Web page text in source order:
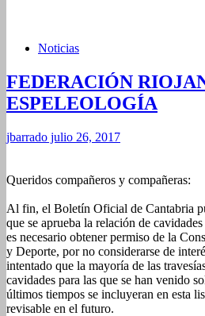
Noticias
FEDERACIÓN
ESPELEOLOGÍA
jbarrado julio 26, 2017
Queridos compañeros y compañeras:
Al fin, el Boletín Oficial de Cantabria
que se aprueba la relación de
es necesario obtener permiso de la
y Deporte, por no considerarse de
intentado que la mayoría de las
cavidades para las que se han venido
últimos tiempos se incluyeran en esta
revisable en el futuro.